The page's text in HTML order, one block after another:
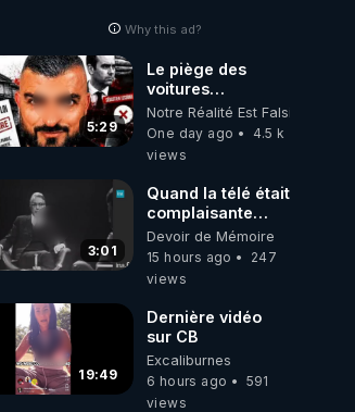
Why this ad?
5:29
Le piège des
voitures
électriques se
referme sur les
usagers !
Notre Réalité Est Falsifiée Et
One day ago
4.5 k
views
3:01
Quand la télé était
complaisante
avec les
pédophiles
Devoir de Mémoire
15 hours ago
247
views
19:49
Dernière vidéo
sur CB
Excaliburnes
6 hours ago
591
views